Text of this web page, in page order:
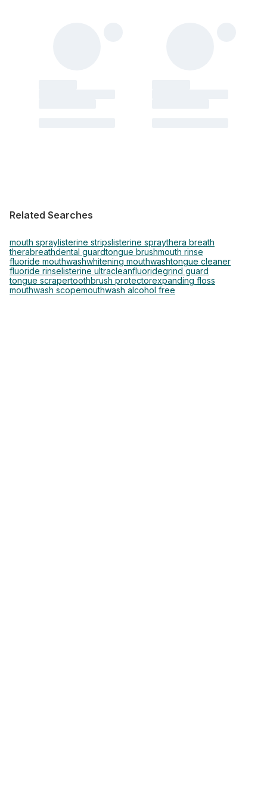
Related Searches
mouth spraylisterine strips listerine spraythera breath
therabreathdental guardtongue brushmouth rinse
fluoride mouthwashwhitening mouthwashtongue cleaner
fluoride rinse listerine ultracleanfluoridegrind guard
tongue scrapertoothbrush protectorexpanding floss
mouthwash scopemouthwash alcohol free